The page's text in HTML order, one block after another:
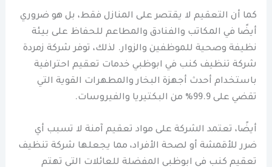
كما أن التعقيم لا يقتصر على المنازل فقط، بل هو ضروري
أيضًا في المكاتب والفنادق والمطاعم للحفاظ على بيئة
نظيفة وصحية للموظفين والزوار. لذلك، توفر شركة زمردة
شركة تنظيف كنب في ابوظبي خدمات تعقيم احترافية
باستخدام أحدث أجهزة البخار والمطهرات القوية التي
تقضي على 99.9% من البكتيريا والفيروسات.
أيضًا، تعتمد الشركة على مواد تعقيم آمنة لا تسبب أي
ضرر للأقمشة أو لصحة الأفراد، مما يجعلها شركة تنظيف
تعقيم كنب في ابوظبي المفضلة للعائلات التي تهتم